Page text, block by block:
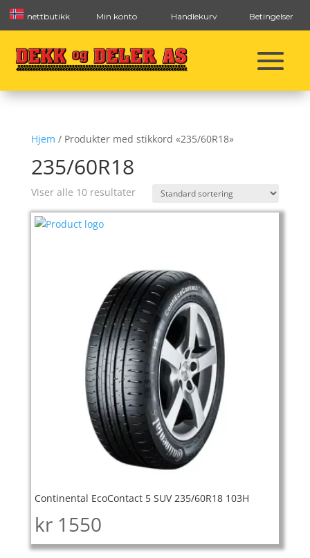
nettbutikk Min konto Handlekurv Betingelser
Hjem / Produkter med stikkord «235/60R18»
235/60R18
Viser alle 10 resultater
Continental EcoContact 5 SUV 235/60R18 103H
kr 1550